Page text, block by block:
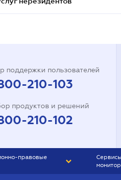
поддержки пользователей
210-103
продуктов и решений
210-102
правовые